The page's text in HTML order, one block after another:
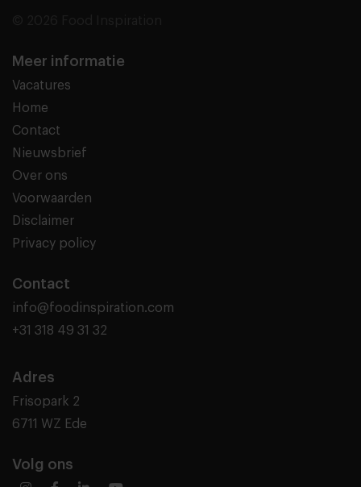
Meer informatie
Vacatures
Home
Contact
Nieuwsbrief
Over ons
Voorwaarden
Disclaimer
Privacy policy
Contact
info@foodinspiration.com
+31 318 49 31 32
Adres
Frisopark 2
6711 WZ Ede
Volg ons